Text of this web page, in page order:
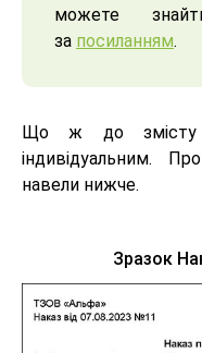
можете
за посиланням.
Що ж до змісту
індивідуальним.
навели нижче.
Зразок